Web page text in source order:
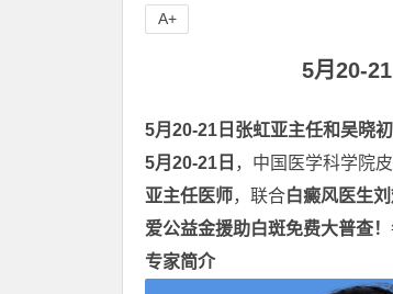
5月20-
A+
5月20-21日张虹亚主任和吴晓
5月20-21日 ，中国医学科学院
亚主任医师，联合白癜风医生
爱公益金援助白斑免费大普查！
专家简介